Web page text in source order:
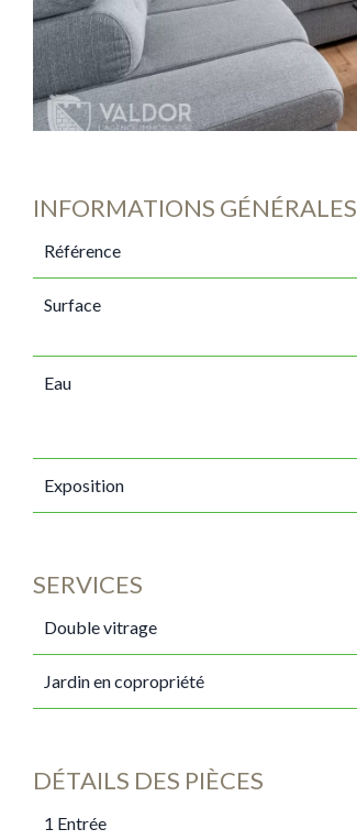
INFORMATIONS GÉNÉRALES
Référence
Surface
Eau
Exposition
SERVICES
Double vitrage
Jardin en copropriété
DÉTAILS DES PIÈCES
1 Entrée